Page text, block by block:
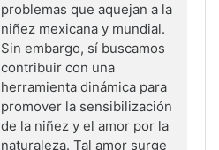
problemas que aquejan a la
niñez mexicana y mundial.
Sin embargo, sí buscamos
contribuir con una
herramienta dinámica para
promover la sensibilización
de la niñez y el amor por la
naturaleza. Tal amor surge